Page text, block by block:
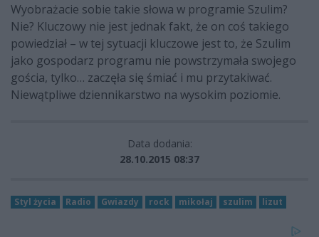
Wyobrażacie sobie takie słowa w programie Szulim?
Nie? Kluczowy nie jest jednak fakt, że on coś takiego
powiedział – w tej sytuacji kluczowe jest to, że Szulim
jako gospodarz programu nie powstrzymała swojego
gościa, tylko… zaczęła się śmiać i mu przytakiwać.
Niewątpliwe dziennikarstwo na wysokim poziomie.
Data dodania:
28.10.2015 08:37
Styl życia Radio Gwiazdy rock mikołaj szulim lizut